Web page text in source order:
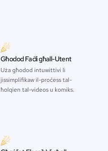
Għodod Faċli għall-Utent
Uża għodod intuwittivi li
jissimplifikaw il-proċess tal-
ħolqien tal-videos u komiks.